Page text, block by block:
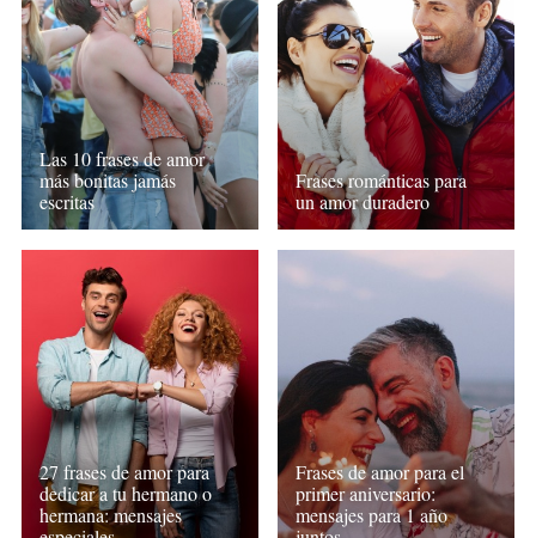
Las 10 frases de amor
más bonitas jamás
escritas
Frases románticas para
un amor duradero
27 frases de amor para
dedicar a tu hermano o
hermana: mensajes
Frases de amor para el
primer aniversario:
mensajes para 1 año